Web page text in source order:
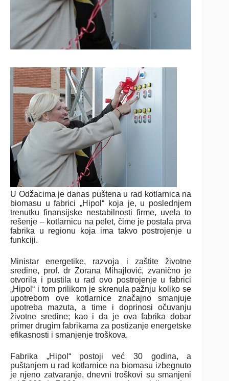
U Odžacima je danas puštena u rad kotlarnica na
biomasu u fabrici „Hipol“ koja je, u poslednjem
trenutku finansijske nestabilnosti firme, uvela to
rešenje – kotlarnicu na pelet, čime je postala prva
fabrika u regionu koja ima takvo postrojenje u
funkciji.
Ministar energetike, razvoja i zaštite životne
sredine, prof. dr Zorana Mihajlović, zvanično je
otvorila i pustila u rad ovo postrojenje u fabrici
„Hipol“ i tom prilikom je skrenula pažnju koliko se
upotrebom ove kotlarnice značajno smanjuje
upotreba mazuta, a time i doprinosi očuvanju
životne sredine; kao i da je ova fabrika dobar
primer drugim fabrikama za postizanje energetske
efikasnosti i smanjenje troškova.
Fabrika „Hipol“ postoji već 30 godina, a
puštanjem u rad kotlarnice na biomasu izbegnuto
je njeno zatvaranje, dnevni troškovi su smanjeni